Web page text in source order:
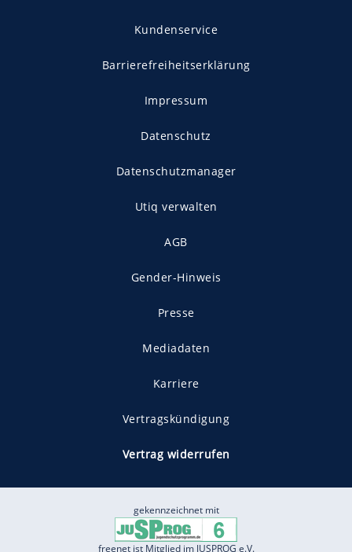
Kundenservice
Barrierefreiheitserklärung
Impressum
Datenschutz
Datenschutzmanager
Utiq verwalten
AGB
Gender-Hinweis
Presse
Mediadaten
Karriere
Vertragskündigung
Vertrag widerrufen
gekennzeichnet mit
freenet ist Mitglied im JUSPROG e.V.